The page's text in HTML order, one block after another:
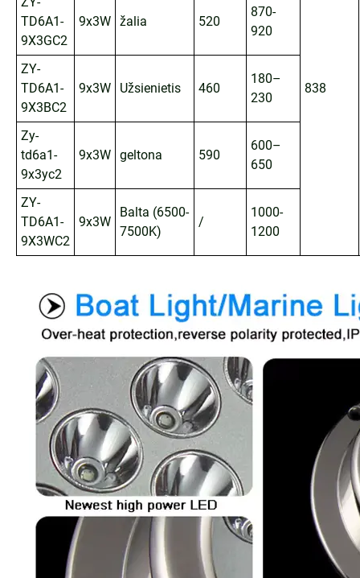
838
TD6A1-
9X3GC2
9x3W žalia 520
870-
920
ZY-
TD6A1-
9X3BC2
9x3W Užsienietis 460
180–
230
Zy-
td6a1-
9x3yc2
9x3W geltona 590
600–
650
ZY-
TD6A1-
9X3WC2
9x3W
Balta (6500-
7500K)
/
1000-
1200